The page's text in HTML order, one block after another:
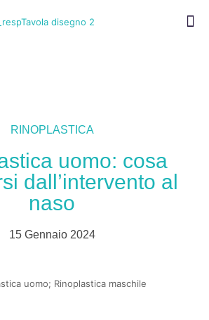
RINOPLASTICA
uomo: cosa
dall’intervento al
naso
15 Gennaio 2024